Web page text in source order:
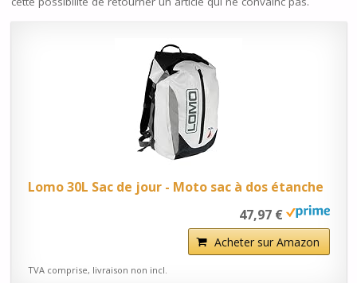
Lomo 30L Sac de jour - Moto sac à dos étanche
47,97 €
Acheter sur Amazon
TVA comprise, livraison non incl.